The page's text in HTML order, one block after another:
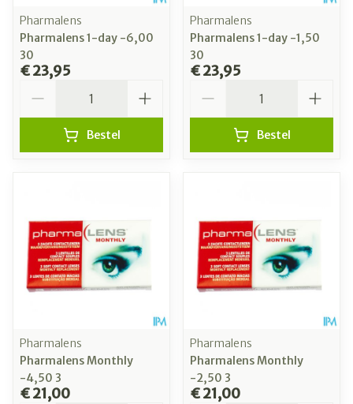
Pharmalens
Pharmalens 1-day -6,00
30
€ 23,95
Bestel
Pharmalens
Pharmalens 1-day -1,50
30
€ 23,95
Bestel
Pharmalens
Pharmalens Monthly
-4,50 3
€ 21,00
Pharmalens
Pharmalens Monthly
-2,50 3
€ 21,00